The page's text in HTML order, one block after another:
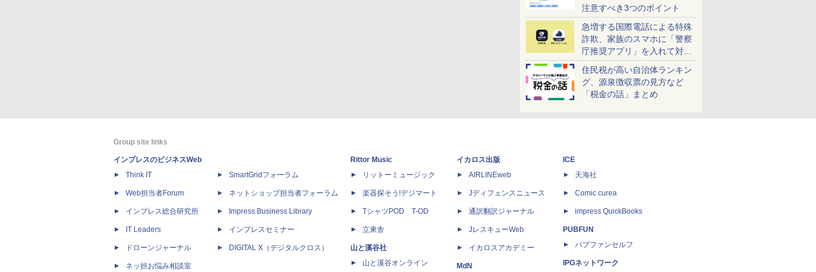
注意すべき3つのポイント
急増する国際電話による特殊
詐欺、家族のスマホに「警察
庁推奨アプリ」を入れて対策
しよう！
住民税が高い自治体ランキン
グ、源泉徴収票の見方など
「税金の話」まとめ
Group site links
インプレスのビジネスWeb
Think IT
Web担当者Forum
インプレス総合研究所
IT Leaders
ドローンジャーナル
ネッ担お悩み相談室
SmartGridフォーラム
ネットショップ担当者フォーラム
Impress Business Library
インプレスセミナー
DIGITAL X（デジタルクロス）
Rittor Music
リットーミュージック
楽器探そう!デジマート
TシャツPOD T-OD
立東舎
山と溪谷社
山と溪谷オンライン
イカロス出版
AIRLINEweb
Jディフェンスニュース
通訳翻訳ジャーナル
JレスキューWeb
イカロスアカデミー
MdN
ICE
天海社
Comic curea
impress QuickBooks
PUBFUN
パブファンセルフ
IPGネットワーク